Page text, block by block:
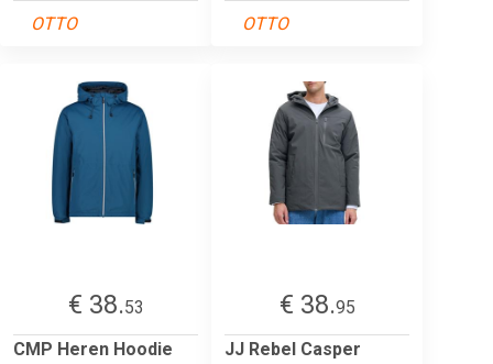
OTTO OTTO
€ 38.53
CMP Heren Hoodie
€ 38.95
JJ Rebel Casper